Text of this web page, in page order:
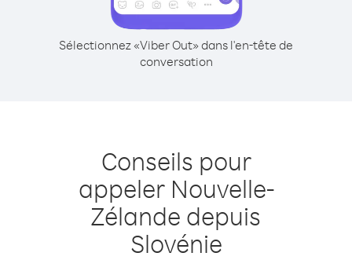
Sélectionnez «Viber Out» dans l'en-tête de
conversation
Conseils pour
appeler Nouvelle-
Zélande depuis
Slovénie